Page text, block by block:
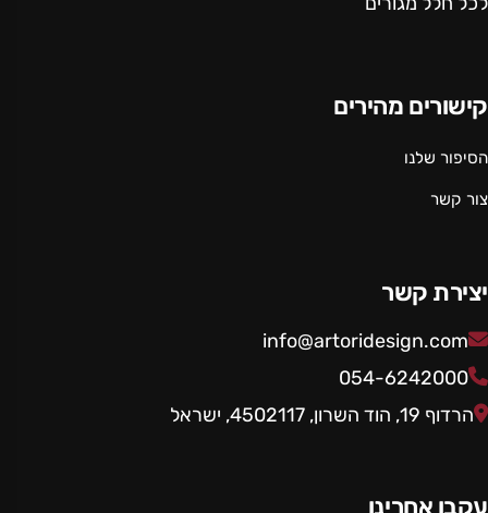
קישורים מהירים
הסיפור שלנו
צור קשר
יצירת קשר
info@artoridesign.com
054-6242000
הרדוף 19, הוד השרון, 4502117, ישראל
עקבו אחרינו